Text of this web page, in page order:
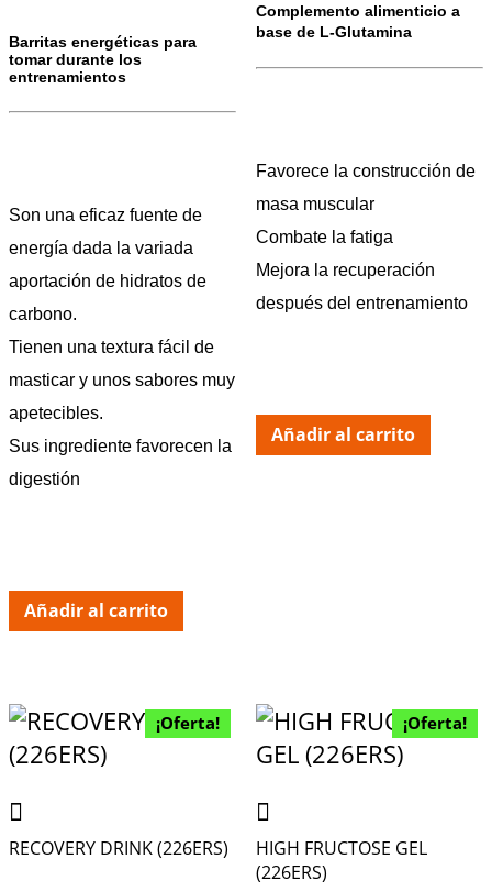
Barritas energéticas para
tomar durante los
entrenamientos
Son una eficaz fuente de
energía dada la variada
aportación de hidratos de
carbono.
Tienen una textura fácil de
masticar y unos sabores muy
apetecibles.
Sus ingrediente favorecen la
digestión
Añadir al carrito
Complemento alimenticio a
base de L-Glutamina
Favorece la construcción de
masa muscular
Combate la fatiga
Mejora la recuperación
después del entrenamiento
Añadir al carrito
¡Oferta!
RECOVERY DRINK (226ERS)
¡Oferta!
HIGH FRUCTOSE GEL
(226ERS)